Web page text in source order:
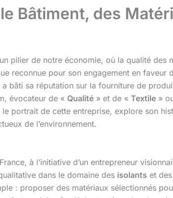
Bâtiment, des
pilier de notre économie, où la qualité des
reconnue pour son engagement en faveur
bâti sa réputation sur la fourniture de
évocateur de « Qualité » et de « Textile »
portrait de cette entreprise, explore son
de l’environnement.
à l’initiative d’un entrepreneur
dans le domaine des isolants et des
: proposer des matériaux sélectionnés